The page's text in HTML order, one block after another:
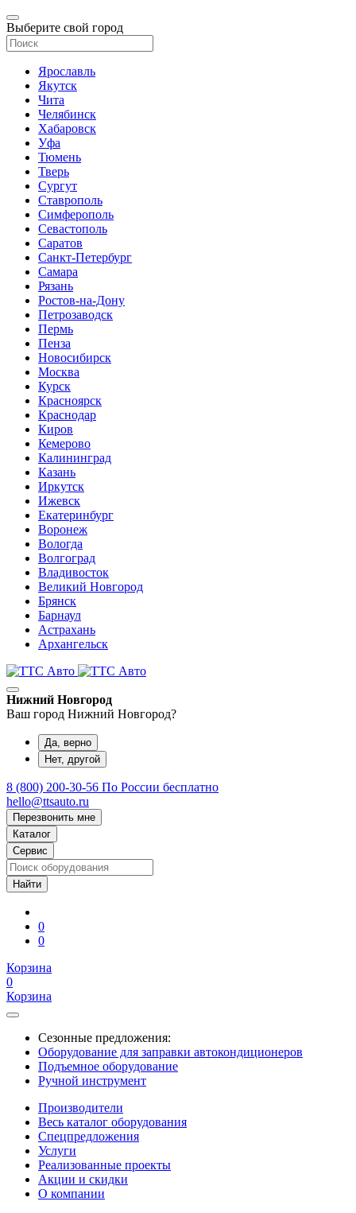
Выберите свой город
Ярославль
Якутск
Чита
Челябинск
Хабаровск
Уфа
Тюмень
Тверь
Сургут
Ставрополь
Симферополь
Севастополь
Саратов
Санкт-Петербург
Самара
Рязань
Ростов-на-Дону
Петрозаводск
Пермь
Пенза
Новосибирск
Москва
Курск
Красноярск
Краснодар
Киров
Кемерово
Калининград
Казань
Иркутск
Ижевск
Екатеринбург
Воронеж
Вологда
Волгоград
Владивосток
Великий Новгород
Брянск
Барнаул
Астрахань
Архангельск
Нижний Новгород
Ваш город Нижний Новгород?
Да, верно
Нет, другой
8 (800) 200-30-56 По России бесплатно
hello@ttsauto.ru
Перезвонить мне
Каталог
Сервис
0
0
Корзина
0
Корзина
Сезонные предложения:
Оборудование для заправки автокондиционеров
Подъемное оборудование
Ручной инструмент
Производители
Весь каталог оборудования
Спецпредложения
Услуги
Реализованные проекты
Акции и скидки
О компании